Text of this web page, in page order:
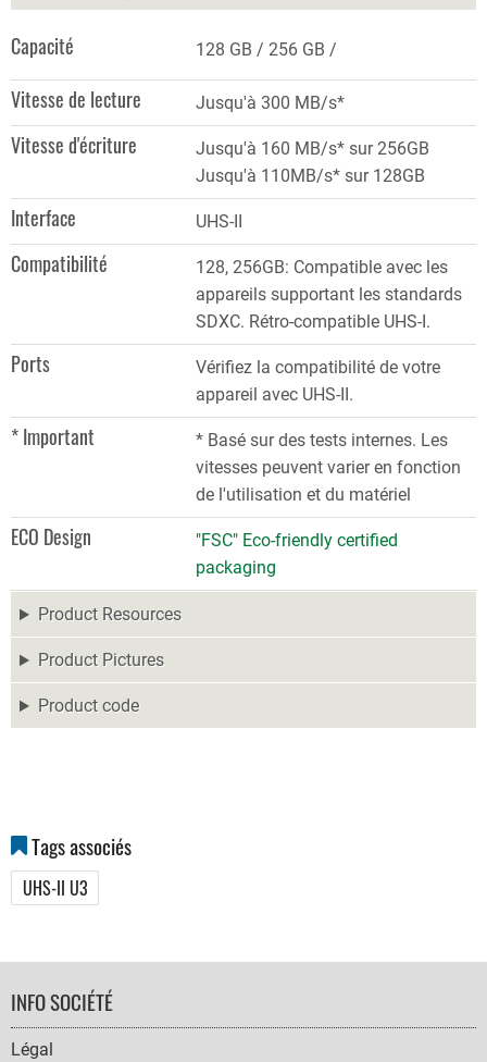
Capacité 128 GB 256 GB
Vitesse de lecture Jusqu'à 300 MB/s*
Vitesse d'écriture
Jusqu'à 160 MB/s* sur 256GB
Jusqu'à 110MB/s* sur 128GB
Interface UHS-II
Compatibilité
128, 256GB: Compatible avec les
appareils supportant les standards
SDXC. Rétro-compatible UHS-I.
Ports
Vérifiez la compatibilité de votre
appareil avec UHS-II.
* Important
* Basé sur des tests internes. Les
vitesses peuvent varier en fonction
de l'utilisation et du matériel
ECO Design
"FSC" Eco-friendly certified
packaging
Product Resources
Product Pictures
Product code
Tags associés
UHS-II U3
FOOTER
NAVIGATION
INFO SOCIÉTÉ
Légal